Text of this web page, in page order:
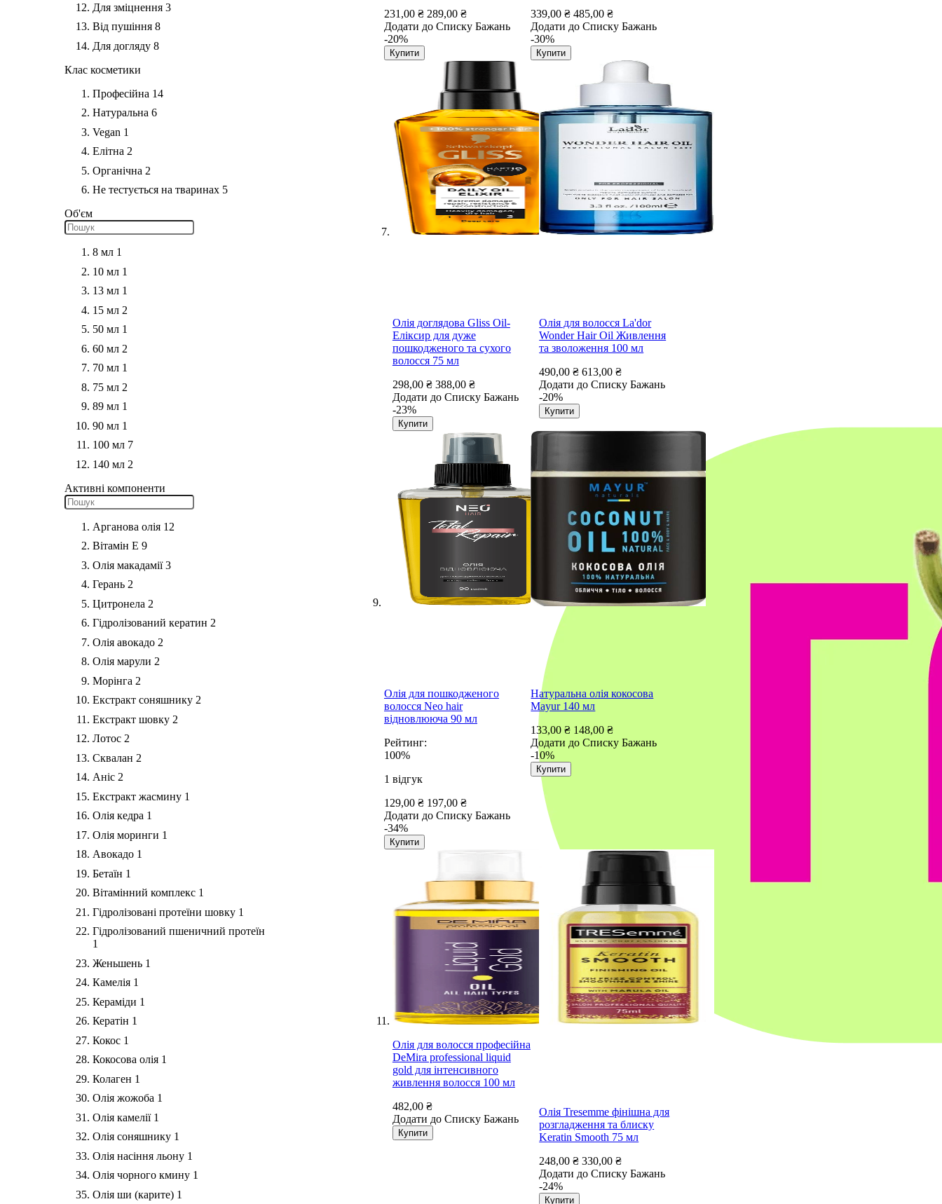
231,00 ₴ 289,00 ₴
Додати до Списку Бажань
-20%
Купити
339,00 ₴ 485,00 ₴
Додати до Списку Бажань
-30%
Купити
Олія доглядова Gliss Oil-
Еліксир для дуже
пошкодженого та сухого
волосся 75 мл
298,00 ₴ 388,00 ₴
Додати до Списку Бажань
-23%
Купити
Олія для волосся La'dor
Wonder Hair Oil Живлення
та зволоження 100 мл
490,00 ₴ 613,00 ₴
Додати до Списку Бажань
-20%
Купити
Олія для пошкодженого
волосся Neo hair
відновлююча 90 мл
Рейтинг:
100%
1 відгук
129,00 ₴ 197,00 ₴
Додати до Списку Бажань
-34%
Купити
Натуральна олія кокосова
Mayur 140 мл
133,00 ₴ 148,00 ₴
Додати до Списку Бажань
-10%
Купити
Олія для волосся професійна
DeMira professional liquid
gold для інтенсивного
живлення волосся 100 мл
482,00 ₴
Додати до Списку Бажань
Купити
Олія Tresemme фінішна для
розгладження та блиску
Keratin Smooth 75 мл
248,00 ₴ 330,00 ₴
Додати до Списку Бажань
-24%
Купити
Для зміцнення 3
Від пушіння 8
Для догляду 8
Клас косметики
Професійна 14
Натуральна 6
Vegan 1
Елітна 2
Органічна 2
Не тестується на тваринах 5
Об'єм
8 мл 1
10 мл 1
13 мл 1
15 мл 2
50 мл 1
60 мл 2
70 мл 1
75 мл 2
89 мл 1
90 мл 1
100 мл 7
140 мл 2
Активні компоненти
Арганова олія 12
Вітамін Е 9
Олія макадамії 3
Герань 2
Цитронела 2
Гідролізований кератин 2
Олія авокадо 2
Олія марули 2
Морінга 2
Екстракт соняшнику 2
Екстракт шовку 2
Лотос 2
Сквалан 2
Аніс 2
Екстракт жасмину 1
Олія кедра 1
Олія моринги 1
Авокадо 1
Бетаїн 1
Вітамінний комплекс 1
Гідролізовані протеїни шовку 1
Гідролізований пшеничний протеїн
1
Женьшень 1
Камелія 1
Кераміди 1
Кератін 1
Кокос 1
Кокосова олія 1
Колаген 1
Олія жожоба 1
Олія камелії 1
Олія соняшнику 1
Олія насіння льону 1
Олія чорного кмину 1
Олія ши (карите) 1